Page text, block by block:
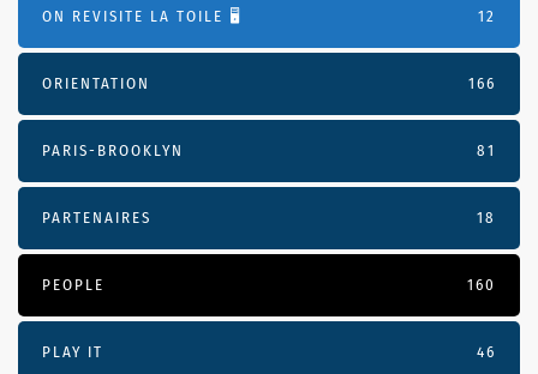
ON REVISITE LA TOILE 🖥️ 12
ORIENTATION 166
PARIS-BROOKLYN 81
PARTENAIRES 18
PEOPLE 160
PLAY IT 46